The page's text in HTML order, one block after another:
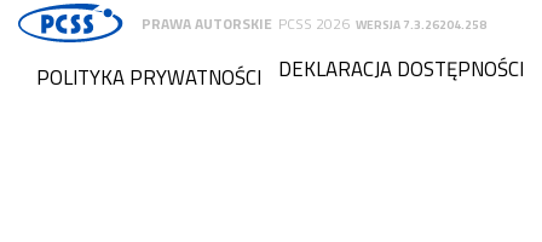
PRAWA AUTORSKIE PCSS 2026 WERSJA 7.3.26204.258
DEKLARACJA DOSTĘPNOŚCI
POLITYKA PRYWATNOŚCI